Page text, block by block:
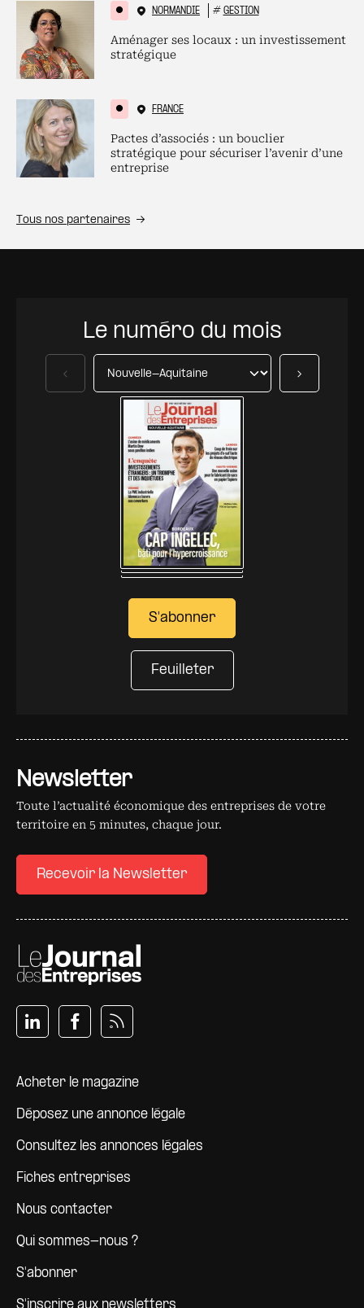
NORMANDIE # GESTION
Aménager ses locaux : un investissement
stratégique
FRANCE
Pactes d’associés : un bouclier
stratégique pour sécuriser l’avenir d’une
entreprise
Tous nos partenaires
Newsletter
Toute l’actualité économique des entreprises de votre
territoire en 5 minutes, chaque jour.
Recevoir la Newsletter
Pied de page
Acheter le magazine
Déposez une annonce légale
Consultez les annonces légales
Fiches entreprises
Nous contacter
Qui sommes-nous ?
S'abonner
S'inscrire aux newsletters
Le numéro du mois
S'abonner
Feuilleter
Précédent Suivant